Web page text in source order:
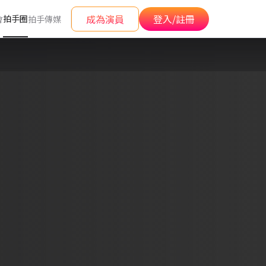
拍手圈拍手傳媒 成為演員 登入/註冊